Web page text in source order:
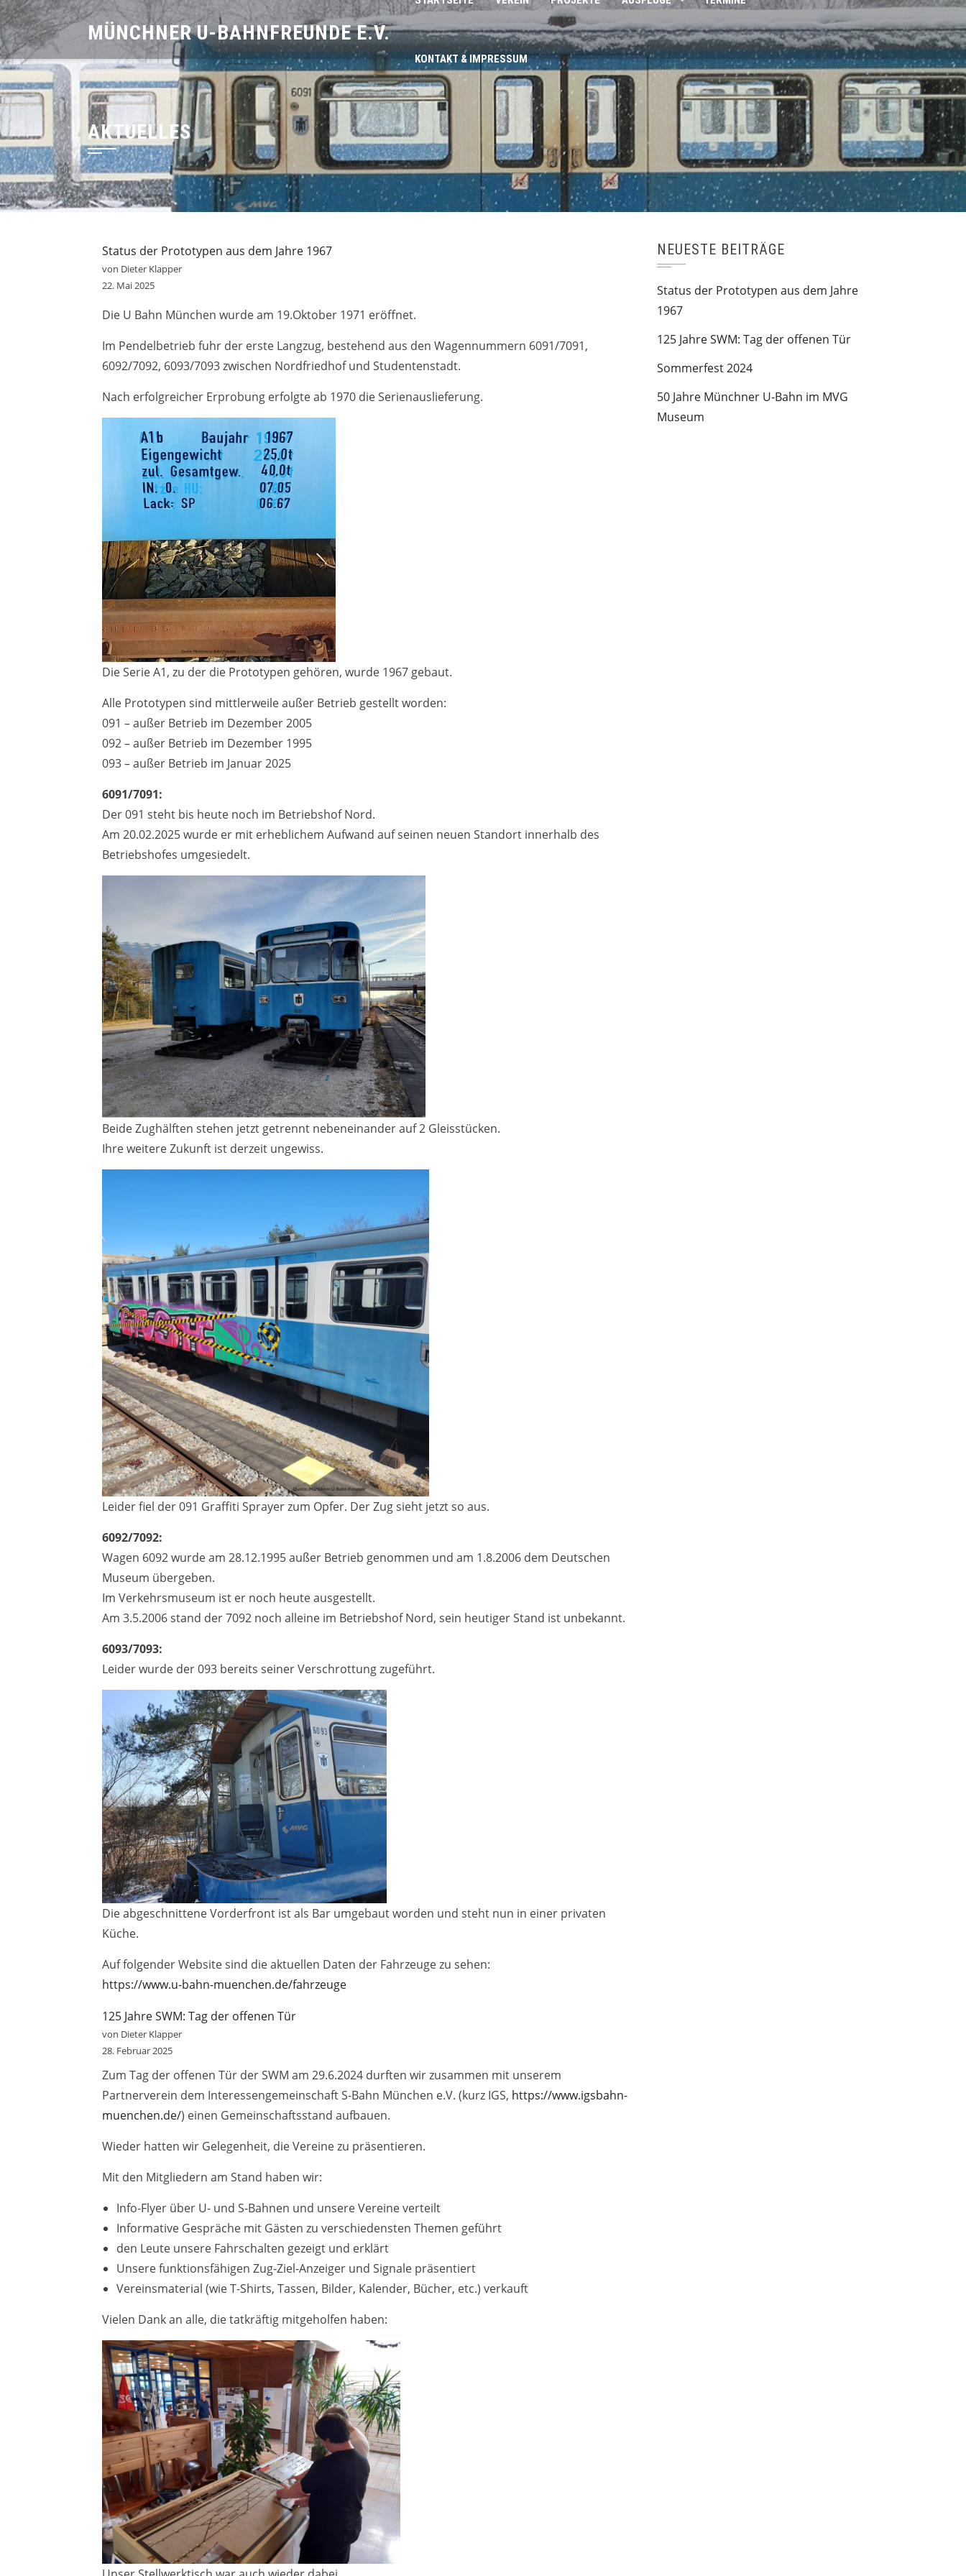
Skip
to
content
MÜNCHNER U-BAHNFREUNDE E.V.
KONTAKT & IMPRESSUM
AKTUELLES
Status der Prototypen aus dem Jahre 1967
von Dieter Klapper
22. Mai 2025
Die U Bahn München wurde am 19.Oktober 1971 eröffnet.
Im Pendelbetrieb fuhr der erste Langzug, bestehend aus den Wagennummern 6091/7091,
6092/7092, 6093/7093 zwischen Nordfriedhof und Studentenstadt.
Nach erfolgreicher Erprobung erfolgte ab 1970 die Serienauslieferung.
Die Serie A1, zu der die Prototypen gehören, wurde 1967 gebaut.
Alle Prototypen sind mittlerweile außer Betrieb gestellt worden:
091 – außer Betrieb im Dezember 2005
092 – außer Betrieb im Dezember 1995
093 – außer Betrieb im Januar 2025
6091/7091:
Der 091 steht bis heute noch im Betriebshof Nord.
Am 20.02.2025 wurde er mit erheblichem Aufwand auf seinen neuen Standort innerhalb des
Betriebshofes umgesiedelt.
Beide Zughälften stehen jetzt getrennt nebeneinander auf 2 Gleisstücken.
Ihre weitere Zukunft ist derzeit ungewiss.
Leider fiel der 091 Graffiti Sprayer zum Opfer. Der Zug sieht jetzt so aus.
6092/7092:
Wagen 6092 wurde am 28.12.1995 außer Betrieb genommen und am 1.8.2006 dem Deutschen
Museum übergeben.
Im Verkehrsmuseum ist er noch heute ausgestellt.
Am 3.5.2006 stand der 7092 noch alleine im Betriebshof Nord, sein heutiger Stand ist unbekannt.
6093/7093:
Leider wurde der 093 bereits seiner Verschrottung zugeführt.
Die abgeschnittene Vorderfront ist als Bar umgebaut worden und steht nun in einer privaten
Küche.
Auf folgender Website sind die aktuellen Daten der Fahrzeuge zu sehen:
https://www.u-bahn-muenchen.de/fahrzeuge
125 Jahre SWM: Tag der offenen Tür
von Dieter Klapper
28. Februar 2025
Zum Tag der offenen Tür der SWM am 29.6.2024 durften wir zusammen mit unserem
Partnerverein dem Interessengemeinschaft S-Bahn München e.V. (kurz IGS, https://www.igsbahn-
muenchen.de/) einen Gemeinschaftsstand aufbauen.
Wieder hatten wir Gelegenheit, die Vereine zu präsentieren.
Mit den Mitgliedern am Stand haben wir:
Info-Flyer über U- und S-Bahnen und unsere Vereine verteilt
Informative Gespräche mit Gästen zu verschiedensten Themen geführt
den Leute unsere Fahrschalten gezeigt und erklärt
Unsere funktionsfähigen Zug-Ziel-Anzeiger und Signale präsentiert
Vereinsmaterial (wie T-Shirts, Tassen, Bilder, Kalender, Bücher, etc.) verkauft
Vielen Dank an alle, die tatkräftig mitgeholfen haben:
NEUESTE BEITRÄGE
Status der Prototypen aus dem Jahre
1967
125 Jahre SWM: Tag der offenen Tür
Sommerfest 2024
50 Jahre Münchner U-Bahn im MVG
Museum